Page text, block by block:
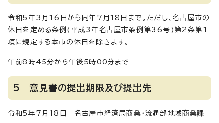
令和5年3月16日から同年7月18日まで。ただし、名古屋市の
休日を定める条例(平成3年名古屋市条例第36号)第2条第1
項に規定する本市の休日を除きます。
午前8時45分から午後5時00分まで
5 意見書の提出期限及び提出先
令和5年7月18日 名古屋市経済局商業・流通部地域商業課